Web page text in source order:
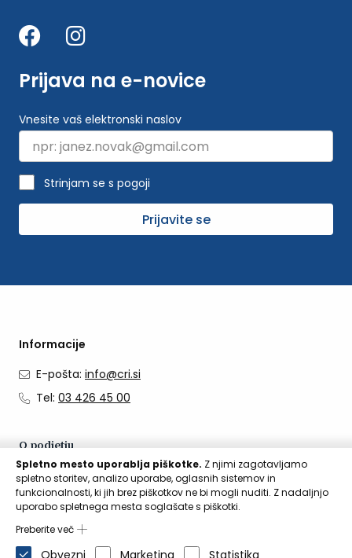
Prijava na e-novice
Vnesite vaš elektronski naslov
Strinjam se s pogoji
Prijavite se
Informacije
E-pošta: info@cri.si
Tel: 03 426 45 00
O podjetju
O nas
Kontakti
Aktualno
Spletno mesto uporablja piškotke. Z njimi zagotavljamo
spletno storitev, analizo uporabe, oglasnih sistemov in
funkcionalnosti, ki jih brez piškotkov ne bi mogli nuditi. Z nadaljnjo
uporabo spletnega mesta soglašate s piškotki.
Preberite več
Obvezni Marketing Statistika